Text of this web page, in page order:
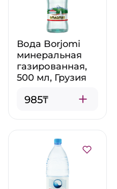
Вода Borjomi
минеральная
газированная,
500 мл, Грузия
985₸